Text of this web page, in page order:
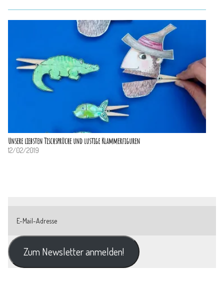
Unsere liebsten Tischsprüche und lustige Klammerfiguren
12/02/2019
Zum Newsletter anmelden!